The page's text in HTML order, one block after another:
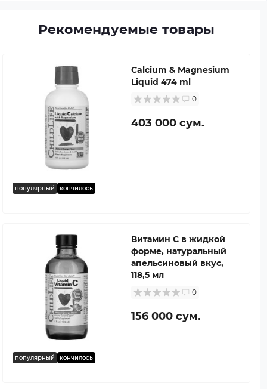
Рекомендуемые товары
популярный кончилось
Calcium & Magnesium
Liquid 474 ml
0
403 000 сум.
популярный кончилось
Витамин C в жидкой
форме, натуральный
апельсиновый вкус,
118,5 мл
0
156 000 сум.